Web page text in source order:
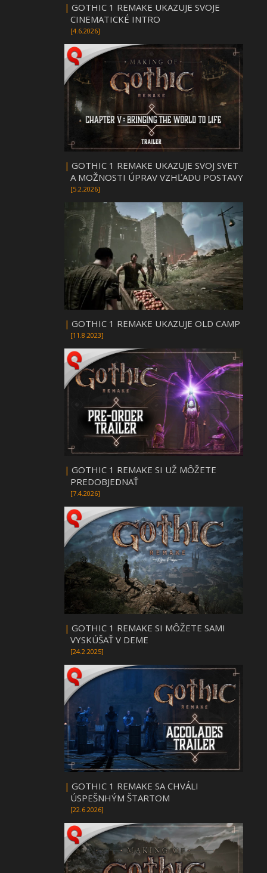
| GOTHIC 1 REMAKE UKAZUJE SVOJE
CINEMATICKÉ INTRO
[4.6.2026]
| GOTHIC 1 REMAKE UKAZUJE SVOJ SVET
A MOŽNOSTI ÚPRAV VZHĽADU POSTAVY
[5.2.2026]
| GOTHIC 1 REMAKE UKAZUJE OLD CAMP
[11.8.2023]
| GOTHIC 1 REMAKE SI UŽ MÔŽETE
PREDOBJEDNAŤ
[7.4.2026]
| GOTHIC 1 REMAKE SI MÔŽETE SAMI
VYSKÚŠAŤ V DEME
[24.2.2025]
| GOTHIC 1 REMAKE SA CHVÁLI
ÚSPEŠNHÝM ŠTARTOM
[22.6.2026]